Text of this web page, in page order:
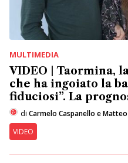
MULTIMEDIA
VIDEO | Taormina,
che ha ingoiato la
fiduciosi”. La
di Carmelo Caspanello e
VIDEO